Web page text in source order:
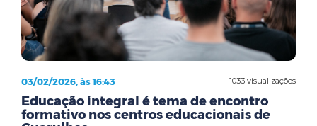
1033 visualizações
03/02/2026, às 16:43
Educação integral é tema de encontro
formativo nos centros educacionais de